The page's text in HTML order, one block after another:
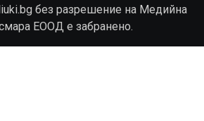
без разрешение на Медийна
ЕООД е забранено.